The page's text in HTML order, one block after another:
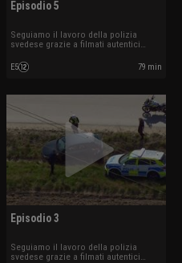
Episodio 5
Seguiamo il lavoro della polizia
svedese grazie a filmati autentici
E5 79 min
Episodio 3
Seguiamo il lavoro della polizia
svedese grazie a filmati autentici